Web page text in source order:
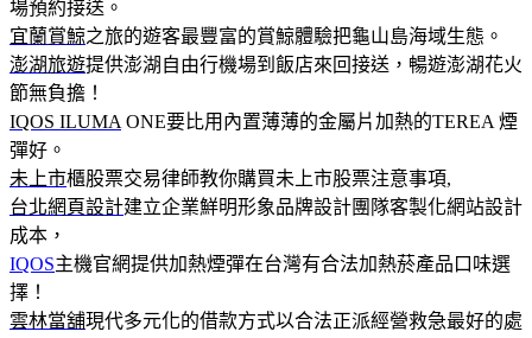
場預約接送。
宜蘭賞鯨之旅的遊客最豐富的賞鯨體驗把龜山島海域生態。
澎湖旅遊提供澎湖自由行機場到飯店來回接送，暢遊澎湖花火
節無負擔！
IQOS ILUMA ONE要比用內置薄薄的金屬片加熱的TEREA 煙
彈好。
未上市櫃股票交易律師教你購買未上市股票注意事項,
台北網頁設計建立企業鮮明形象品牌設計團隊客製化網站設計
成本，
IQOS主機官網提供加熱煙彈在台灣有合法加熱菸產品口味選
擇！
雲林當舖現代多元化的借款方式以合法正派經營救急最好的處